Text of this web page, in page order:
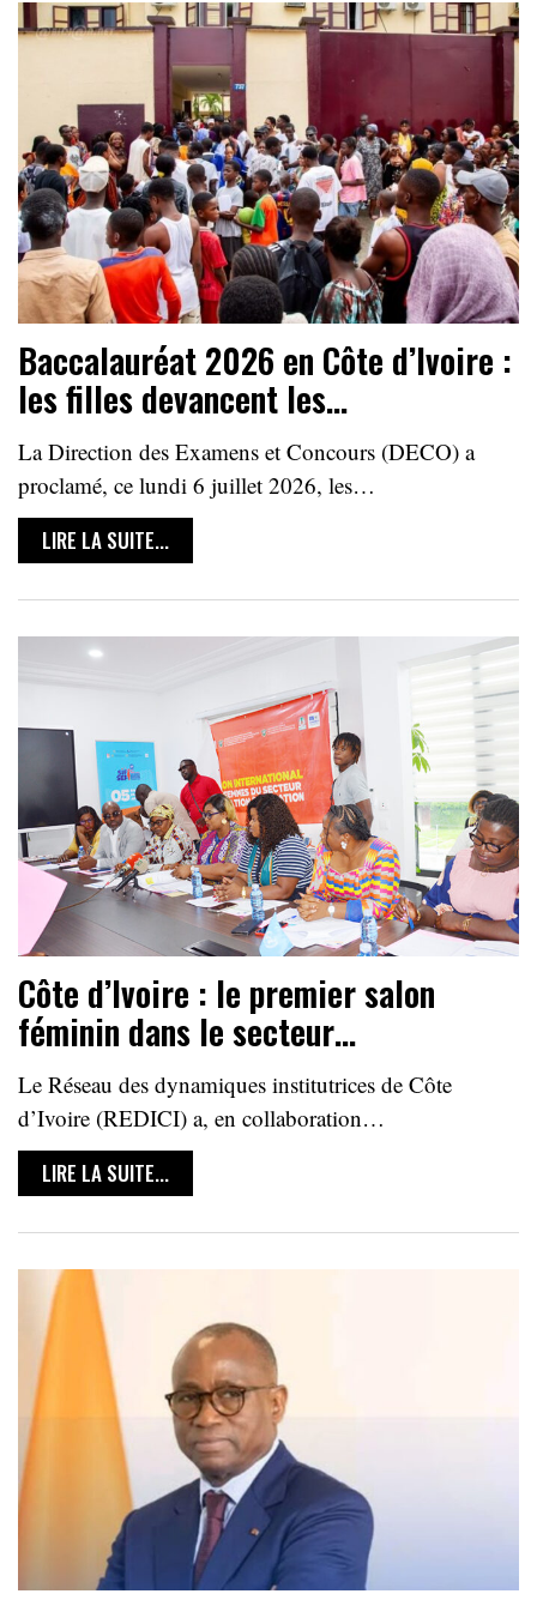
Baccalauréat 2026 en Côte d’Ivoire :
les filles devancent les…
La Direction des Examens et Concours (DECO) a
proclamé, ce lundi 6 juillet 2026, les…
LIRE LA SUITE...
Côte d’Ivoire : le premier salon
féminin dans le secteur…
Le Réseau des dynamiques institutrices de Côte
d’Ivoire (REDICI) a, en collaboration…
LIRE LA SUITE...